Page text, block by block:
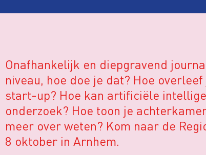
Onafhankelijk en diepgravend
niveau, hoe doe je dat? Hoe
start-up? Hoe kan artificiële
onderzoek? Hoe toon je
meer over weten? Kom naar de
8 oktober in Arnhem.